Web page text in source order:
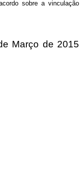
sobre a vinculação
Março de 2015